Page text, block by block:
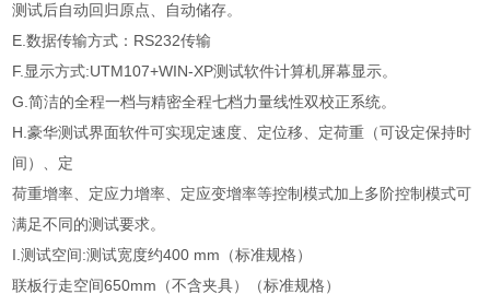
测试后自动回归原点、自动储存。
E.数据传输方式：RS232传输
F.显示方式:UTM107+WIN-XP测试软件计算机屏幕显示。
G.简洁的全程一档与精密全程七档力量线性双校正系统。
H.豪华测试界面软件可实现定速度、定位移、定荷重（可设定保持时
间）、定
荷重增率、定应力增率、定应变增率等控制模式加上多阶控制模式可
满足不同的测试要求。
I.测试空间:测试宽度约400 mm（标准规格）
联板行走空间650mm（不含夹具）（标准规格）